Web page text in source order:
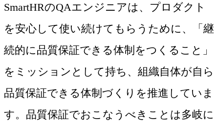
SmartHRのQAエンジニアは、プロダクト
を安心して使い続けてもらうために、「継
続的に品質保証できる体制をつくること」
をミッションとして持ち、組織自体が自ら
品質保証できる体制づくりを推進していま
す。品質保証でおこなうべきことは多岐に